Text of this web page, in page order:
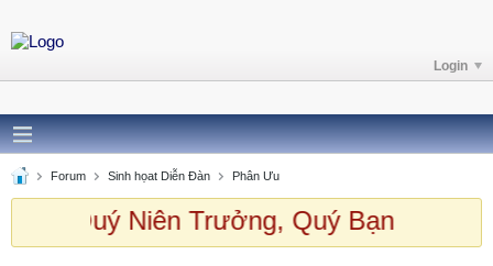
Login
Forum Sinh họat Diễn Đàn Phân Ưu
Quý Niên Trưởng, Quý Bạn ghé